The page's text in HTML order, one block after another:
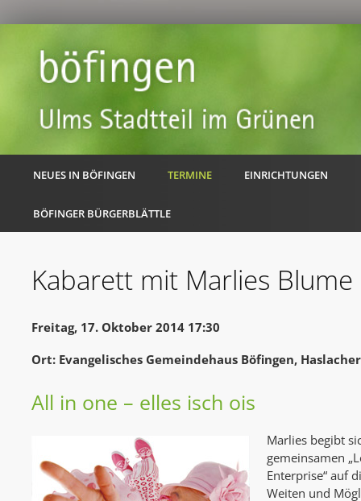
NEUES IN BÖFINGEN TERMINE EINRICHTUNGEN
BÖFINGER BÜRGERBLÄTTLE
Kabarett mit Marlies Blume
Freitag, 17. Oktober 2014 17:30
Ort: Evangelisches Gemeindehaus Böfingen,
All in one – elles isch ois
Marlies begibt
gemeinsamen
Enterprise“ auf
Weiten und